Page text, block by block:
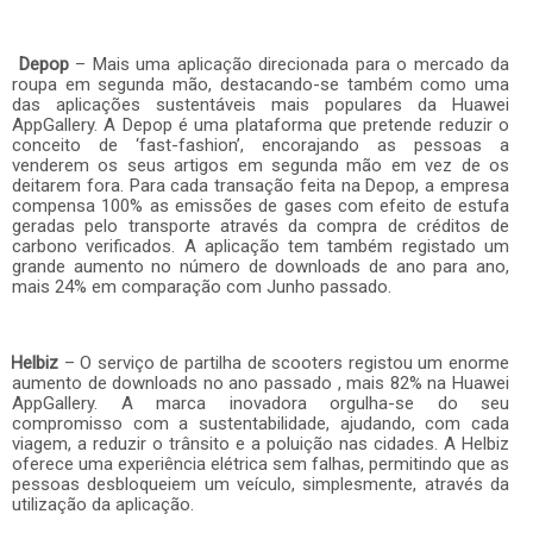
Depop– Mais uma aplicação direcionada para o mercado da
roupa em segunda mão, destacando-se também como uma
das aplicações sustentáveis mais populares da Huawei
AppGallery. A Depop é uma plataforma que pretende reduzir o
conceito de ‘fast-fashion’, encorajando as pessoas a
venderem os seus artigos em segunda mão em vez de os
deitarem fora. Para cada transação feita na Depop, a empresa
compensa 100% as emissões de gases com efeito de estufa
geradas pelo transporte através da compra de créditos de
carbono verificados. A aplicação tem também registado um
grande aumento no número de downloads de ano para ano,
mais 24% em comparação com Junho passado.
Helbiz – O serviço de partilha de scooters registou um enorme
aumento de downloads no ano passado , mais 82% na Huawei
AppGallery. A marca inovadora orgulha-se do seu
compromisso com a sustentabilidade, ajudando, com cada
viagem, a reduzir o trânsito e a poluição nas cidades. A Helbiz
oferece uma experiência elétrica sem falhas, permitindo que as
pessoas desbloqueiem um veículo, simplesmente, através da
utilização da aplicação.